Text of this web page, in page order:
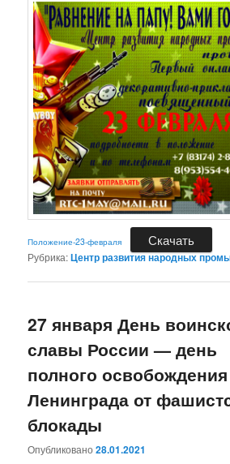
Положение-23-февраля Скачать
Рубрика:Центр развития народных
27 января День
славы России — день
полного освобождения
Ленинграда от
блокады
Опубликовано28.01.2021